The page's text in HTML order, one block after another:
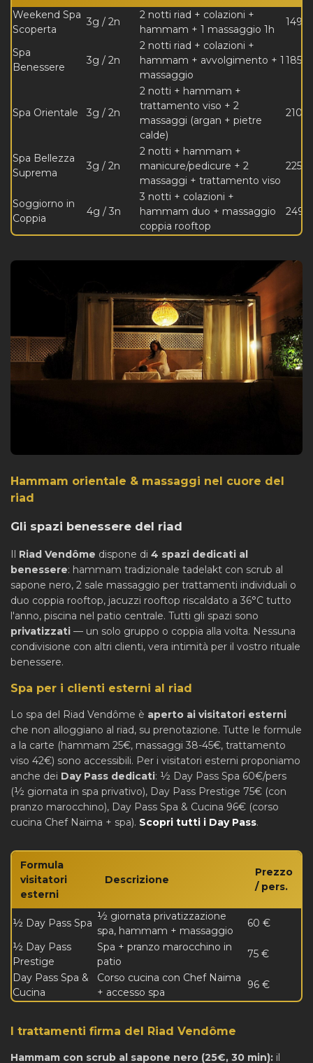
Weekend Spa
Scoperta
3g / 2n
2 notti riad + colazioni +
hammam + 1 massaggio 1h
149 €
Spa
Benessere
3g / 2n
2 notti riad + colazioni +
hammam + avvolgimento + 1
massaggio
185 €
Spa Orientale 3g / 2n
2 notti + hammam +
trattamento viso + 2
massaggi (argan + pietre
calde)
210 €
Spa Bellezza
Suprema
3g / 2n
2 notti + hammam +
manicure/pedicure + 2
massaggi + trattamento viso
225 €
Soggiorno in
Coppia
4g / 3n
3 notti + colazioni +
hammam duo + massaggio
coppia rooftop
249
Hammam orientale & massaggi nel cuore del
riad
Gli spazi benessere del riad
Il Riad Vendôme dispone di 4 spazi dedicati al
benessere: hammam tradizionale tadelakt con scrub al
sapone nero, 2 sale massaggio per trattamenti individuali o
duo coppia rooftop, jacuzzi rooftop riscaldato a 36°C tutto
l'anno, piscina nel patio centrale. Tutti gli spazi sono
privatizzati — un solo gruppo o coppia alla volta. Nessuna
condivisione con altri clienti, vera intimità per il vostro rituale
benessere.
Spa per i clienti esterni al riad
Lo spa del Riad Vendôme è aperto ai visitatori esterni
che non alloggiano al riad, su prenotazione. Tutte le formule
a la carte (hammam 25€, massaggi 38-45€, trattamento
viso 42€) sono accessibili. Per i visitatori esterni proponiamo
anche dei Day Pass dedicati: ½ Day Pass Spa 60€/pers
(½ giornata in spa privativo), Day Pass Prestige 75€ (con
pranzo marocchino), Day Pass Spa & Cucina 96€ (corso
cucina Chef Naima + spa). Scopri tutti i Day Pass.
Formula
visitatori
esterni
Descrizione
Prezzo
/ pers.
½ Day Pass Spa
½ giornata privatizzazione
spa, hammam + massaggio
60 €
½ Day Pass
Prestige
Spa + pranzo marocchino in
patio
75 €
Day Pass Spa &
Cucina
Corso cucina con Chef Naima
+ accesso spa
96 €
I trattamenti firma del Riad Vendôme
Hammam con scrub al sapone nero (25€, 30 min): il